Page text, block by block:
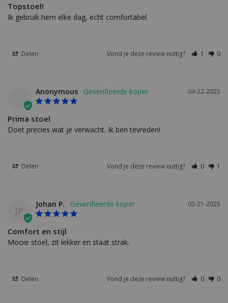
Topstoel!
Ik gebruik hem elke dag, echt comfortabel.
Delen Vond je deze review nuttig? 1 0
04-22-2025
Anonymous
Prima stoel
Doet precies wat je verwacht. Ik ben tevreden!
Delen Vond je deze review nuttig? 0 1
JP
03-21-2025
Johan P.
Comfort en stijl
Mooie stoel, zit lekker en staat strak.
Delen Vond je deze review nuttig? 0 0